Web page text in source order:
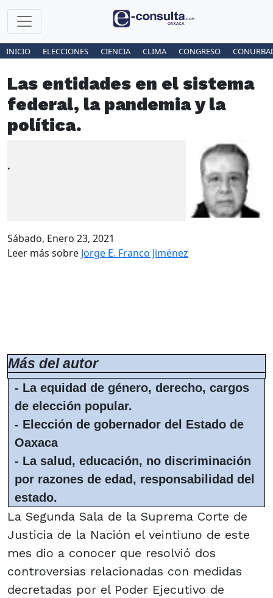
INICIO ELECCIONES CIENCIA CLIMA CONGRESO
Las entidades en el sistema
federal, la pandemia y la
política.
.
Sábado, Enero 23, 2021
Leer más sobre Jorge E. Franco Jiménez
Más del autor
- La equidad de género, derecho, cargos
de elección popular.
- Elección de gobernador del Estado de
Oaxaca
- La salud, educación, no discriminación
por razones de edad, responsabilidad del
estado.
La Segunda Sala de la Suprema Corte de
Justicia de la Nación el veintiuno de este
mes dio a conocer que resolvió dos
controversias relacionadas con medidas
decretadas por el Poder Ejecutivo de